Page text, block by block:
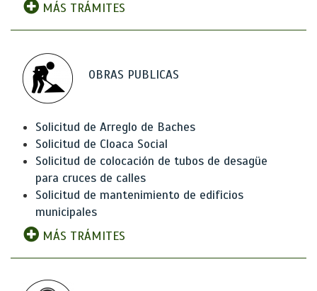
MÁS TRÁMITES
OBRAS PUBLICAS
Solicitud de Arreglo de Baches
Solicitud de Cloaca Social
Solicitud de colocación de tubos de desagüe
para cruces de calles
Solicitud de mantenimiento de edificios
municipales
MÁS TRÁMITES